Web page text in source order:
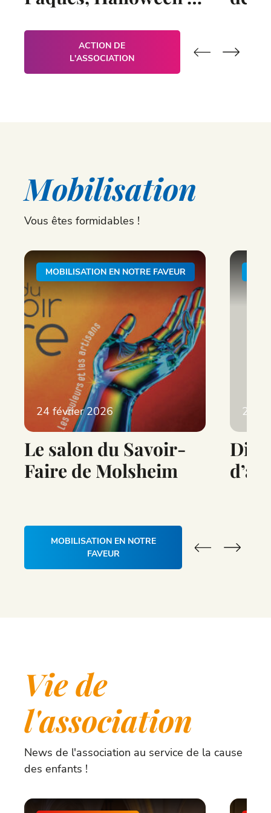
ACTION DE
L'ASSOCIATION
Mobilisation
Vous êtes formidables !
MOBILISATION EN NOTRE FAVEUR
24 février 2026
Le salon du Savoir-
Faire de Molsheim
27
MOBILISATION EN NOTRE
FAVEUR
Vie de
l'association
News de l'association au service de la cause
des enfants !